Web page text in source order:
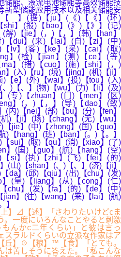
储能、液流电池储能等高效储能技
新型储能应用技术以及相关储能安
】(据)【ju】(《)【《】(环)
shi】(报)【bao】(》)【》】(记)
解)【jie】(，)【，】(韩)【han】
【dui】(来)【lai】(自)【zi】(中)
【lv】(客)【ke】(采)【cai】(取)
】(检)【jian】(测)【ce】(等)
】(措)【cuo】(施)【shi】(，)
】(入)【ru】(境)【jing】(机)【ji】
【e】(外)【wai】(投)【tou】(入)
、)【、】(物)【wu】(力)【li】(及)
(专)【zhuan】(门)【men】(区)
】(，)【，】(导)【dao】(致)
(内)【nei】(部)【bu】(分)【fen】
)【ji】(场)【chang】(无)【wu】
jie】(中)【zhong】(国)【guo】
)【hang】(班)【ban】(。)【。】
sui】(取)【qu】(消)【xiao】(了)
】(国)【guo】(航)【hang】(空)
【si】(执)【zhi】(飞)【fei】(的)
(山)【shan】(、)【、】(济)【ji】
da】(邱)【qiu】(出)【chu】(发)
】(量)【liang】(从)【cong】(仁)
chu】(发)【fa】(的)【de】(中)
jian】(往)【wang】(来)【lai】(航)
】
⊿【述】「さわりたいけどcま
。一度にいろんなことやると刺激
んかc二年くらい」と彼は言っ
スラルドくらいの立派な作家はア
丘】☉【粮】™【食】「とても。
は苦しそうに答えた。「私こんな